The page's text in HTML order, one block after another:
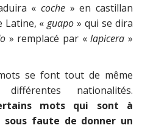
« coche » en castillan
Latine, «guapo» qui se dira
» remplacé par «lapicera»
se font tout de même
nationalités.
mots qui sont à
sous faute de donner un